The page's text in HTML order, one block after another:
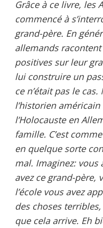
Grâce à ce livre, les
commencé à
grand-père. En
allemands
positives sur leur
lui construire un
ce n’était pas le
l’historien
l’Holocauste en
famille. C’est
en quelque sorte
mal. Imaginez: vous
avez ce grand-père,
l’école vous avez
des choses
que cela arrive. Eh